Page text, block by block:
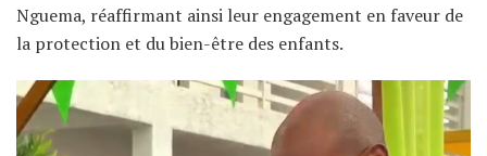
Nguema, réaffirmant ainsi leur engagement en faveur de
la protection et du bien-être des enfants.